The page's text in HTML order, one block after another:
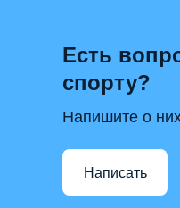
Есть
спорту?
Напишите о
Написать